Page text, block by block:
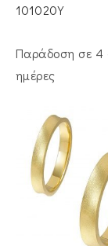
101020Y
Παράδοση σε 4
ημέρες